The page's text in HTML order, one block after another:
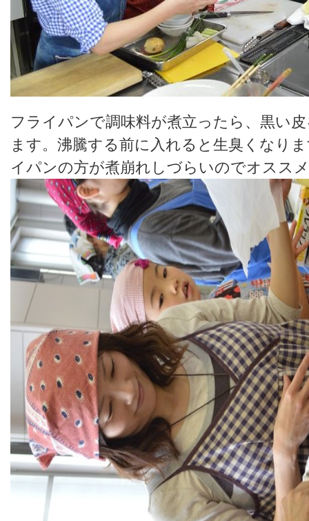
フライパンで調味料が煮立ったら、黒い
ます。沸騰する前に入れると生臭くなり
イパンの方が煮崩れしづらいのでオスス